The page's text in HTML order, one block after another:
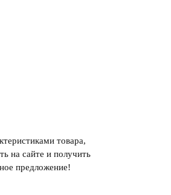
товара,
на сайте и получить
предложение!